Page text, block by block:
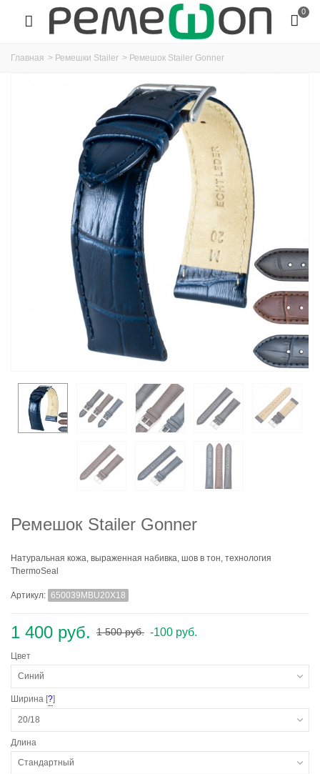
0
Главная > Ремешки Stailer > Ремешок Stailer Gonner
Ремешок Stailer Gonner
Натуральная кожа, выраженная набивка, шов в тон, технология
ThermoSeal
Артикул: 650039MBU20X18
1 400 руб. 1 500 руб. -100 руб.
Цвет
Синий
Ширина [?]
20/18
Длина
Стандартный